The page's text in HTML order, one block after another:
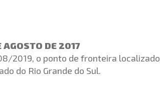
AGOSTO DE 2017
2019, o ponto de fronteira localizado
do Rio Grande do Sul.